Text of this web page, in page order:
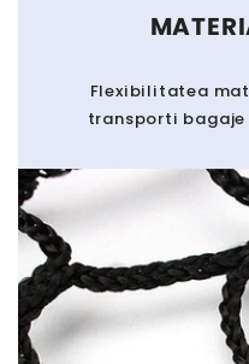
Flexibilitatea
transporti